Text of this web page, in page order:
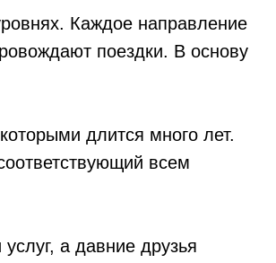
Каждое направление
поездки. В основу
длится много лет.
всем
а давние друзья